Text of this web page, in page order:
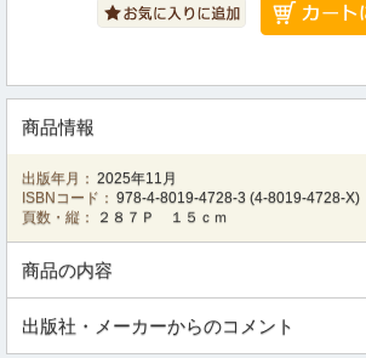
商品情報
出版年月： 2025年11月
ISBNコード： 978-4-8019-4728-3 (4-8019-4728-X)
頁数・縦：
２８７Ｐ １５ｃｍ
商品の内容
出版社・メーカーからのコメント